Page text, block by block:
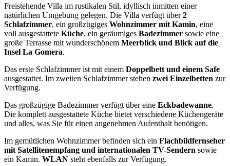
Freistehende Villa im rustikalen Stil, idyllisch inmitten einer
natürlichen Umgebung gelegen. Die Villa verfügt über2
Schlafzimmer, ein großzügiges Wohnzimmer mit Kamin, eine
voll ausgestattete Küche, ein geräumiges Badezimmer sowie eine
große Terrasse mit wunderschönem Meerblick und Blick auf die
Insel La Gomera.
Das erste Schlafzimmer ist mit einem Doppelbett und einem Safe
ausgestattet. Im zweiten Schlafzimmer stehen zwei Einzelbetten zur
Verfügung.
Das großzügige Badezimmer verfügt über eine Eckbadewanne.
Die komplett ausgestattete Küche bietet verschiedene Küchengeräte
und alles, was Sie für einen angenehmen Aufenthalt benötigen.
Im gemütlichen Wohnzimmer befinden sich ein Flachbildfernseher
mit Satellitenempfang und internationalen TV-Sendern sowie
ein Kamin. WLAN steht ebenfalls zur Verfügung.